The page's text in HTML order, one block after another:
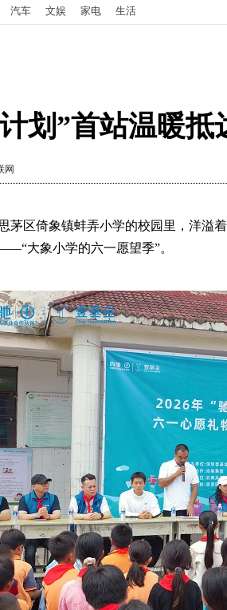
汽车 文娱 家电 生活
划”首站温暖
网
茅区倚象镇蚌弄小学的校园里，洋溢
大象小学的六一愿望季”。